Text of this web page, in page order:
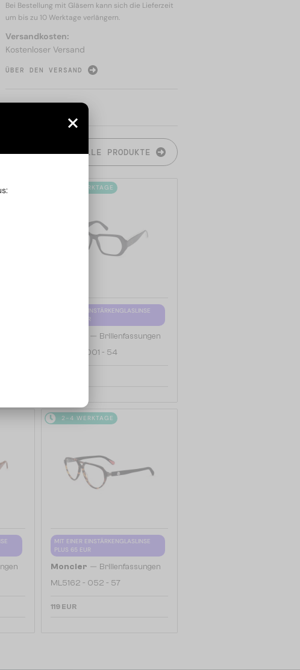
Bei Bestellung mit Gläsern kann sich die Lieferzeit
um bis zu 10 Werktage verlängern.
Versandkosten:
Kostenloser Versand
ÜBER DEN VERSAND
ALLE PRODUKTE
2-4 WERKTAGE
MIT EINER EINSTÄRKENGLASLINSE
PLUS 65 EUR
— Brillenfassungen
ML5197 - 001 - 54
2-4 WERKTAGE
MIT EINER EINSTÄRKENGLASLINSE
PLUS 65 EUR
Moncler — Brillenfassungen
ML5162 - 052 - 57
119 EUR